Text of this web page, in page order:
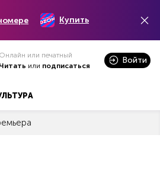
Купить
Онлайн или печатный
Читать или подписаться
Войти